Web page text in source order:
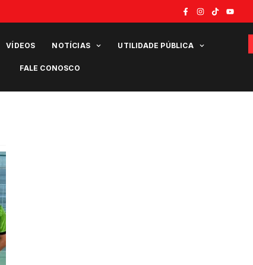
VÍDEOS NOTÍCIAS UTILIDADE PÚBLICA
FALE CONOSCO